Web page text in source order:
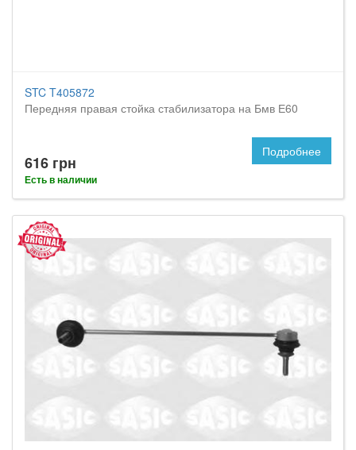
STC T405872
Передняя правая стойка стабилизатора на Бмв Е60
616 грн
Есть в наличии
Подробнее